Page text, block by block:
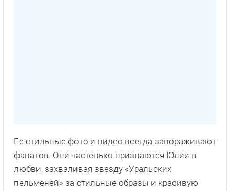
Ее стильные фото и видео всегда завораживают
фанатов. Они частенько признаются Юлии в
любви, захваливая звезду «Уральских
пельменей» за стильные образы и красивую